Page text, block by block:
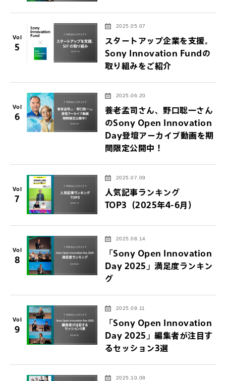
Vol
5
2025.05.07
スタートアップ企業を支援。
Sony Innovation Fundの
取り組みをご紹介
Vol
6
2025.06.20
養老孟司さん、野口聡一さん
のSony Open Innovation
Day登壇アーカイブ動画を期
間限定公開中！
Vol
7
2025.07.09
人気記事ランキング
TOP3（2025年4-6月）
Vol
8
2025.08.14
「Sony Open Innovation
Day 2025」満足度ランキン
グ
Vol
9
2025.09.11
「Sony Open Innovation
Day 2025」編集者が注目す
るセッション3選
2025.10.08